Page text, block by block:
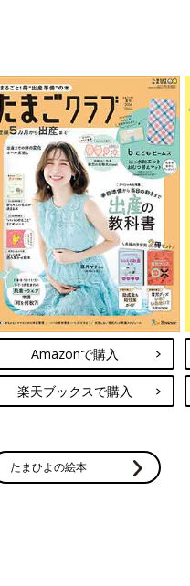
Amazonで購入
楽天ブックスで購入
たまひよの絵本